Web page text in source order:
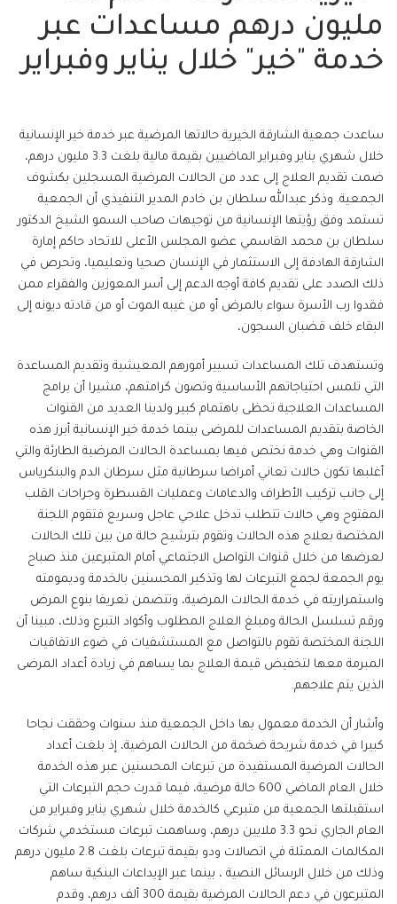
مليون درهم مساعدات عبر
خدمة "خير" خلال يناير وفبراير
ساعدت جمعية الشارقة الخيرية حالاتها المرضية عبر خدمة خير الإنسانية
خلال شهري يناير وفبراير الماضيين بقيمة مالية بلغت 3.3 مليون درهم،
ضمت تقديم العلاج إلى عدد من الحالات المرضية المسجلين بكشوف
الجمعية. وذكر عبدالله سلطان بن خادم المدير التنفيذي أن الجمعية
تستمد وفق رؤيتها الإنسانية من توجيهات صاحب السمو الشيخ الدكتور
سلطان بن محمد القاسمي عضو المجلس الأعلى للاتحاد حاكم إمارة
الشارقة الهادفة إلى الاستثمار في الإنسان صحيا وتعليميا، وتحرص في
ذلك الصدد على تقديم كافة أوجه الدعم إلى أسر المعوزين والفقراء ممن
فقدوا رب الأسرة سواء بالمرض أو من غيبه الموت أو من قادته ديونه إلى
البقاء خلف قضبان السجون،
وتستهدف تلك المساعدات تسيير أمورهم المعيشية وتقديم المساعدة
التي تلمس احتياجاتهم الأساسية وتصون كرامتهم، مشيرا أن برامج
المساعدات العلاجية تحظى باهتمام كبير ولدينا العديد من القنوات
الخاصة بتقديم المساعدات للمرضى بينما خدمة خير الإنسانية أبرز هذه
القنوات وهي خدمة نختص فيها بمساعدة الحالات المرضية الطارئة والتي
أغلبها تكون حالات تعاني أمراضا سرطانية مثل سرطان الدم والبنكرياس
إلى جانب تركيب الأطراف والدعامات وعمليات القسطرة وجراحات القلب
المفتوح وهي حالات تتطلب تدخل علاجي عاجل وسريع فتقوم اللجنة
المختصة بعلاج هذه الحالات وتقوم بترشيح حالة من بين تلك الحالات
لعرضها من خلال قنوات التواصل الاجتماعي أمام المتبرعين منذ صباح
يوم الجمعة لجمع التبرعات لها وتذكير المحسنين بالخدمة وديمومته
واستمراريته في خدمة الحالات المرضية، وتتضمن تعريفا بنوع المرض
ورقم تسلسل الحالة ومبلغ العلاج المطلوب وأكواد التبرع وذلك، مبينا أن
اللجنة المختصة تقوم بالتواصل مع المستشفيات في ضوء الاتفاقيات
المبرمة معها لتخفيض قيمة العلاج بما يساهم في زيادة أعداد المرضى
الذين يتم علاجهم.
وأشار أن الخدمة معمول بها داخل الجمعية منذ سنوات وحققت نجاحا
كبيرا في خدمة شريحة ضخمة من الحالات المرضية، إذ بلغت أعداد
الحالات المرضية المستفيدة من تبرعات المحسنين عبر هذه الخدمة
خلال العام الماضي 600 حالة مرضية، فيما قدرت حجم التبرعات التي
استقبلتها الجمعية من متبرعي كالخدمة خلال شهري يناير وفبراير من
العام الجاري نحو 3.3 ملايين درهم، وساهمت تبرعات مستخدمي شركات
المكالمات الممثلة في اتصالات ودو بقيمة تبرعات بلغت 2.8 مليون درهم
وذلك من خلال الرسائل النصية ، بينما عبر الإيداعات البنكية ساهم
المتبرعون في دعم الحالات المرضية بقيمة 300 ألف درهم، وقدم